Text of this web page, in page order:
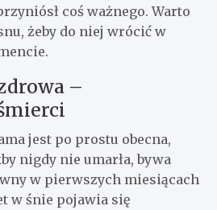
coś ważnego. Warto
żeby do niej wrócić w
–
jest po prostu obecna,
nigdy nie umarła, bywa
w pierwszych miesiącach
w śnie pojawia się